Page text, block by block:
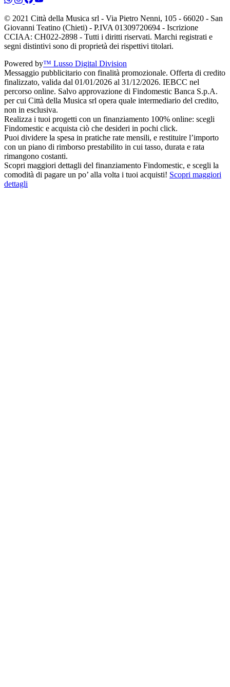
© 2021 Città della Musica srl - Via Pietro Nenni, 105 - 66020 - San
Giovanni Teatino (Chieti) - P.IVA 01309720694 - Iscrizione
CCIAA: CH022-2898 - Tutti i diritti riservati. Marchi registrati e
segni distintivi sono di proprietà dei rispettivi titolari.
Powered by™ Lusso Digital Division
Messaggio pubblicitario con finalità promozionale. Offerta di credito
finalizzato, valida dal 01/01/2026 al 31/12/2026. IEBCC nel
percorso online. Salvo approvazione di Findomestic Banca S.p.A.
per cui Città della Musica srl opera quale intermediario del credito,
non in esclusiva.
Realizza i tuoi progetti con un finanziamento 100% online: scegli
Findomestic e acquista ciò che desideri in pochi click.
Puoi dividere la spesa in pratiche rate mensili, e restituire l’importo
con un piano di rimborso prestabilito in cui tasso, durata e rata
rimangono costanti.
Scopri maggiori dettagli del finanziamento Findomestic, e scegli la
comodità di pagare un po’ alla volta i tuoi acquisti! Scopri maggiori
dettagli